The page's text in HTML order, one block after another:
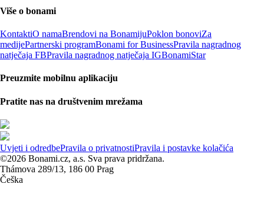
Više o bonami
KontaktiO namaBrendovi na BonamijuPoklon bonoviZa
medijePartnerski programBonami for BusinessPravila nagradnog
natječaja FBPravila nagradnog natječaja IGBonamiStar
Preuzmite mobilnu aplikaciju
Pratite nas na društvenim mrežama
Uvjeti i odredbePravila o privatnostiPravila i postavke kolačića
©2026 Bonami.cz, a.s. Sva prava pridržana.
Thámova 289/13, 186 00 Prag
Češka